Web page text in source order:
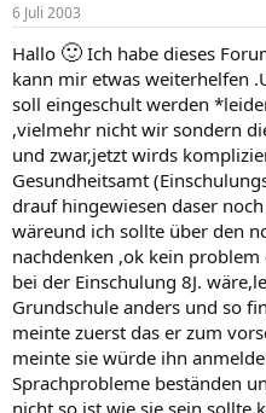
e
r
t
a
m
6 Juli 2003
Hallo 🙂 Ich habe dieses
kann mir etwas weiterhelfen
soll eingeschult werden
,vielmehr nicht wir sondern
und zwar,jetzt wirds
Gesundheitsamt
drauf hingewiesen daser
wäreund ich sollte über den
nachdenken ,ok kein
bei der Einschulung 8J.
Grundschule anders und so
meinte zuerst das er zum
meinte sie würde ihn
Sprachprobleme beständen
nicht so ist wie sie sein